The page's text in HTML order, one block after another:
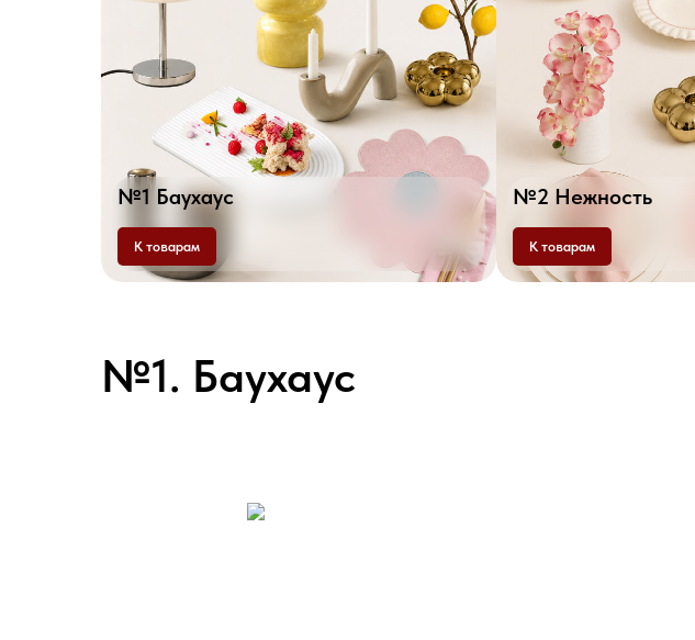
№1 Баухаус
К товарам
№2 Нежность
К товарам
№1. Баухаус